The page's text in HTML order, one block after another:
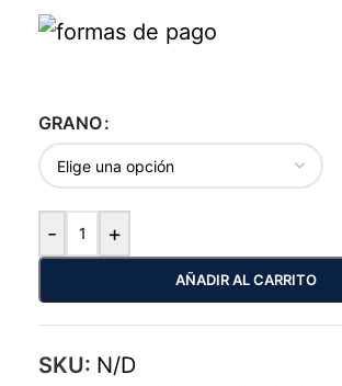
GRANO
- +
AÑADIR AL CARRITO
SKU: N/D